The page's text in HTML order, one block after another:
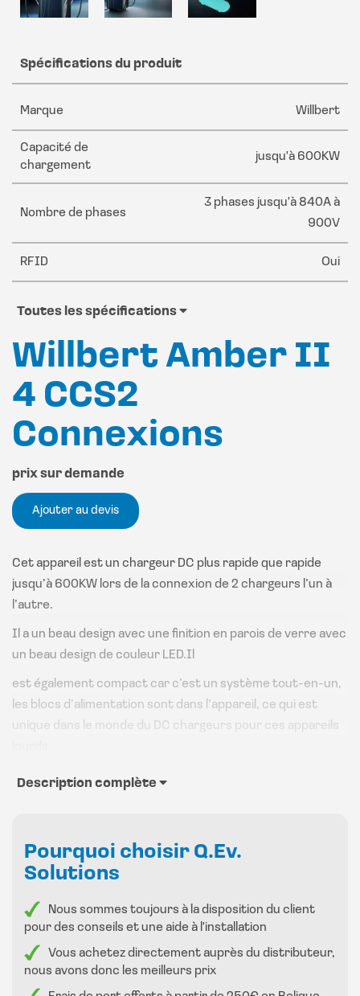
Spécifications du produit
Marque Willbert
Capacité de
chargement
jusqu'à 600KW
Nombre de phases
3 phases jusqu'à 840A à
900V
RFID Oui
Toutes les spécifications
Willbert Amber II
4 CCS2
Connexions
prix sur demande
Ajouter au devis
Cet appareil est un chargeur DC plus rapide que rapide
jusqu’à 600KW lors de la connexion de 2 chargeurs l’un à
l’autre.
Il a un beau design avec une finition en parois de verre avec
un beau design de couleur LED.Il
est également compact car c’est un système tout-en-un,
les blocs d’alimentation sont dans l’appareil, ce qui est
unique dans le monde du DC chargeurs pour ces appareils
Avec son grand écran LED, vous pouvez lire toutes les
Les chargeurs sont fournis avec les options suivantes en
Belgique et aux Pays-Bas
RFID
4G pour le système de back office
Connecteur anti-vandalisme
Gestion des câbles
du terminal de paiement
Description complète
Pourquoi choisir Q.Ev.
Solutions
Nous sommes toujours à la disposition du client
pour des conseils et une aide à l'installation
Vous achetez directement auprès du distributeur,
nous avons donc les meilleurs prix